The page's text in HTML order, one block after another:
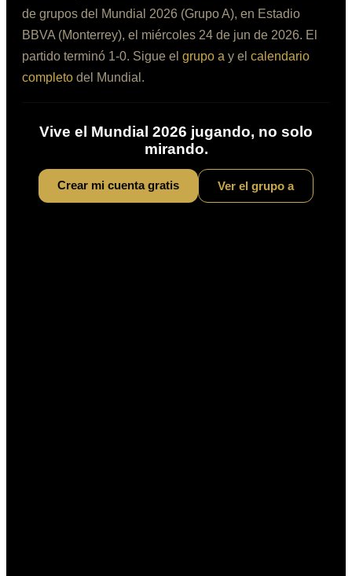
de grupos del Mundial 2026 (Grupo A), en Estadio
BBVA (Monterrey), el miércoles 24 de jun de 2026. El
partido terminó 1-0. Sigue el grupo a y el calendario
completo del Mundial.
Vive el Mundial 2026 jugando, no solo
mirando.
Crear mi cuenta gratis Ver el grupo a